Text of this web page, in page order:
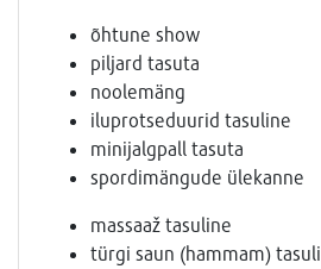
õhtune show
piljard tasuta
noolemäng
iluprotseduurid tasuline
minijalgpall tasuta
spordimängude ülekanne
massaaž tasuline
türgi saun (hammam)